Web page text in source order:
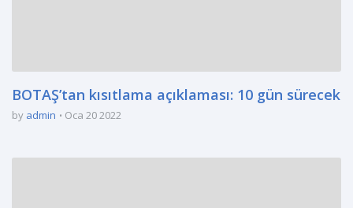
BOTAŞ’tan kısıtlama açıklaması: 10 gün sürecek
by admin Oca 20 2022